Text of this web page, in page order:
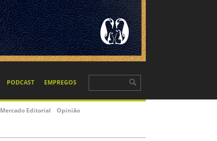
PODCAST EMPREGOS
Mercado Editorial Opinião